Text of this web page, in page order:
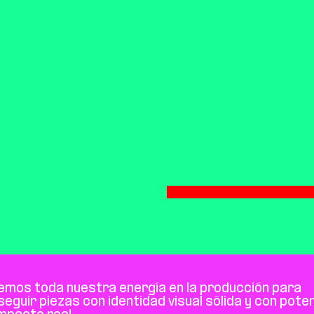
toda nuestra energía en la producción para
piezas con identidad visual sólida y con